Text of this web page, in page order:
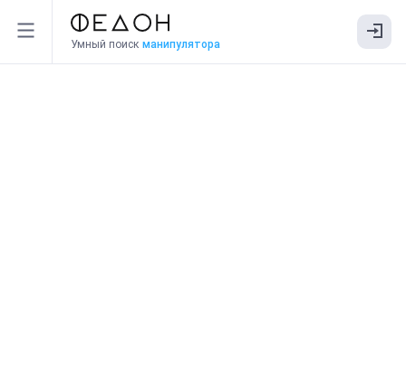
Умный поиск манипулятора